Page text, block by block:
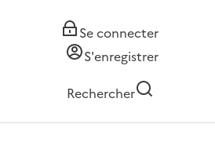
Se connecter
S'enregistrer
Rechercher